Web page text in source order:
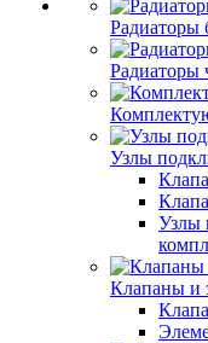
Радиаторы
Радиаторы
Узлы
Узлы
Клапаны и